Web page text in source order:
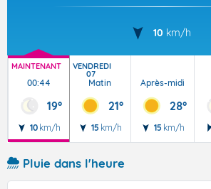
10 km/h
MAINTENANT
00:44
19°
10 km/h
VENDREDI
07
Matin
21°
15 km/h
Après-midi
28°
15 km/h
Pluie dans l'heure